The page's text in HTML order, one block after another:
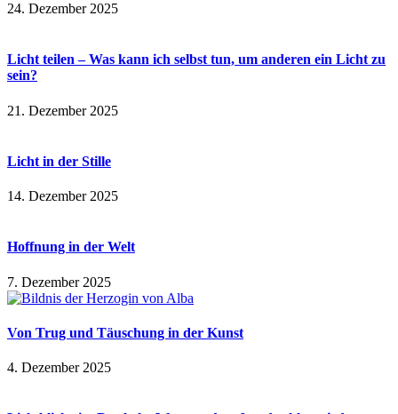
24. Dezember 2025
Licht teilen – Was kann ich selbst tun, um anderen ein Licht zu
sein?
21. Dezember 2025
Licht in der Stille
14. Dezember 2025
Hoffnung in der Welt
7. Dezember 2025
Von Trug und Täuschung in der Kunst
4. Dezember 2025